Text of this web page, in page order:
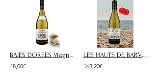
BAIES DOREES Viognier IGP Pays d’Oc Blanc 2024 - 6x75cl
48,00€
LES HAUTS DE BARVILLE Châteauneuf-du-Pape Blanc 2024 - 6x75cl
163,20€